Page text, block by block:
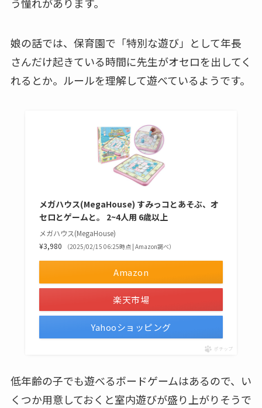
娘の話では、保育園で「特別な遊び」として年長
さんだけ起きている時間に先生がオセロを出してく
れるとか。ルールを理解して遊べているようです。
メガハウス(MegaHouse) すみっコとあそぶ、オ
セロとゲームと。 2~4人用 6歳以上
メガハウス(MegaHouse)
¥3,980
（2025/02/15 06:25時点 | Amazon調べ）
Amazon
楽天市場
Yahooショッピング
ポチップ
低年齢の子でも遊べるボードゲームはあるので、い
くつか用意しておくと室内遊びが盛り上がりそうで